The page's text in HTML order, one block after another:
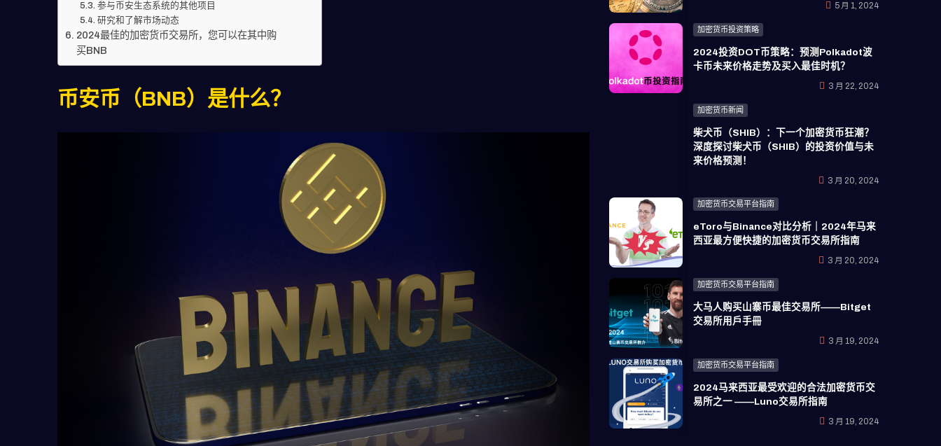
参与币安生态系统的其他项目
研究和了解市场动态
2024最佳的加密货币交易所，您可以在其中购
买BNB
币安币（BNB）是什么？
5 月 1, 2024
加密货币投资策略
2024投资DOT币策略：预测Polkadot波
卡币未来价格走势及买入最佳时机？
3 月 22, 2024
加密货币新闻
柴犬币（SHIB）：下一个加密货币狂潮？
深度探讨柴犬币（SHIB）的投资价值与未
来价格预测！
3 月 20, 2024
加密货币交易平台指南
eToro与Binance对比分析｜2024年马来
西亚最方便快捷的加密货币交易所指南
3 月 20, 2024
加密货币交易平台指南
大马人购买山寨币最佳交易所——Bitget
交易所用戶手冊
3 月 19, 2024
加密货币交易平台指南
2024马来西亚最受欢迎的合法加密货币交
易所之一 ——Luno交易所指南
3 月 19, 2024